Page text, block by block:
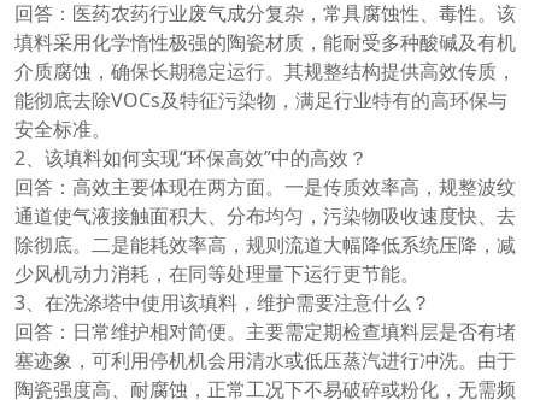
回答：医药农药行业废气成分复杂，常具腐蚀性、毒性。该
填料采用化学惰性极强的陶瓷材质，能耐受多种酸碱及有机
介质腐蚀，确保长期稳定运行。其规整结构提供高效传质，
能彻底去除VOCs及特征污染物，满足行业特有的高环保与
安全标准。
2、该填料如何实现“环保高效”中的高效？
回答：高效主要体现在两方面。一是传质效率高，规整波纹
通道使气液接触面积大、分布均匀，污染物吸收速度快、去
除彻底。二是能耗效率高，规则流道大幅降低系统压降，减
少风机动力消耗，在同等处理量下运行更节能。
3、在洗涤塔中使用该填料，维护需要注意什么？
回答：日常维护相对简便。主要需定期检查填料层是否有堵
塞迹象，可利用停机机会用清水或低压蒸汽进行冲洗。由于
陶瓷强度高、耐腐蚀，正常工况下不易破碎或粉化，无需频